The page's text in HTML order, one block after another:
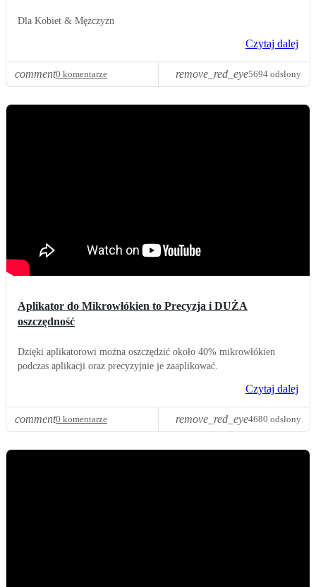
Dla Kobiet & Mężczyzn
Czytaj dalej
comment0 komentarze remove_red_eye5694 odsłony
Aplikator do Mikrowłókien to Precyzja i DUŻA
oszczędność
Dzięki aplikatorowi można oszczędzić około 40% mikrowłókien
podczas aplikacji oraz precyzyjnie je zaaplikować.
Czytaj dalej
comment0 komentarze remove_red_eye4680 odsłony